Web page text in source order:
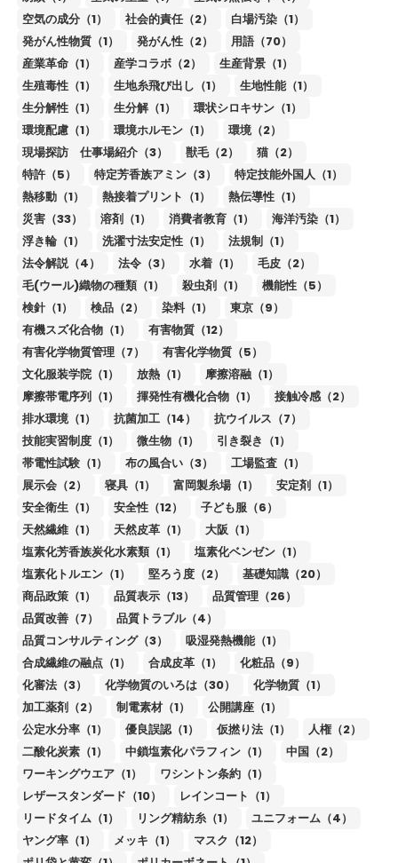
空気の成分（1）
社会的責任（2）
白場汚染（1）
発がん性物質（1）
発がん性（2）
用語（70）
産業革命（1）
産学コラボ（2）
生産背景（1）
生殖毒性（1）
生地糸飛び出し（1）
生地性能（1）
生分解性（1）
生分解（1）
環状シロキサン（1）
環境配慮（1）
環境ホルモン（1）
環境（2）
現場探訪 仕事場紹介（3）
獣毛（2）
猫（2）
特許（5）
特定芳香族アミン（3）
特定技能外国人（1）
熱移動（1）
熱接着プリント（1）
熱伝導性（1）
災害（33）
溶剤（1） 消費者教育（1）
海洋汚染（1）
浮き輪（1）
洗濯寸法安定性（1）
法規制（1）
法令解説（4）
法令（3） 水着（1）
毛皮（2）
毛(ウール)織物の種類（1）
殺虫剤（1）
機能性（5）
検針（1）
検品（2） 染料（1）
東京（9）
有機スズ化合物（1）
有害物質（12）
有害化学物質管理（7）
有害化学物質（5）
文化服装学院（1）
放熱（1）
摩擦溶融（1）
摩擦帯電序列（1）
揮発性有機化合物（1）
接触冷感（2）
排水環境（1）
抗菌加工（14）
抗ウイルス（7）
技能実習制度（1）
微生物（1）
引き裂き（1）
帯電性試験（1）
布の風合い（3）
工場監査（1）
展示会（2）
寝具（1） 富岡製糸場（1）
安定剤（1）
安全衛生（1）
安全性（12）
子ども服（6）
天然繊維（1）
天然皮革（1）
大阪（1）
塩素化芳香族炭化水素類（1）
塩素化ベンゼン（1）
塩素化トルエン（1）
堅ろう度（2）
基礎知識（20）
商品政策（1）
品質表示（13）
品質管理（26）
品質改善（7）
品質トラブル（4）
品質コンサルティング（3）
吸湿発熱機能（1）
合成繊維の融点（1）
合成皮革（1）
化粧品（9）
化審法（3）
化学物質のいろは（30）
化学物質（1）
加工薬剤（2）
制電素材（1）
公開講座（1）
公定水分率（1）
優良誤認（1） 仮撚り法（1）
人権（2）
二酸化炭素（1）
中鎖塩素化パラフィン（1）
中国（2）
ワーキングウエア（1）
ワシントン条約（1）
レザースタンダード（10）
レインコート（1）
リードタイム（1）
リング精紡糸（1）
ユニフォーム（4）
ヤング率（1）
メッキ（1）
マスク（12）